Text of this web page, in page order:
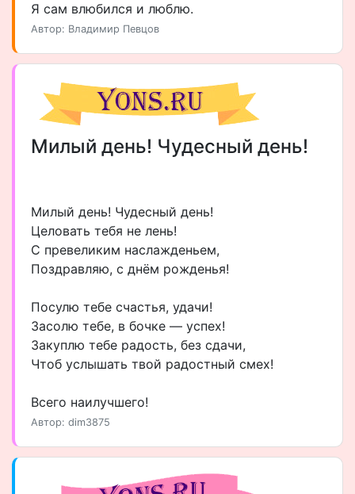
Я сам влюбился и люблю.
Автор: Владимир Певцов
Милый день! Чудесный день!
Милый день! Чудесный день!
Целовать тебя не лень!
С превеликим наслажденьем,
Поздравляю, с днём рожденья!
Посулю тебе счастья, удачи!
Засолю тебе, в бочке — успех!
Закуплю тебе радость, без сдачи,
Чтоб услышать твой радостный смех!
Всего наилучшего!
Автор: dim3875